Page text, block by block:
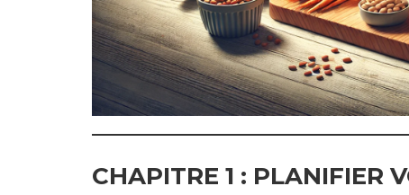
CHAPITRE 1 : PLANIFIER